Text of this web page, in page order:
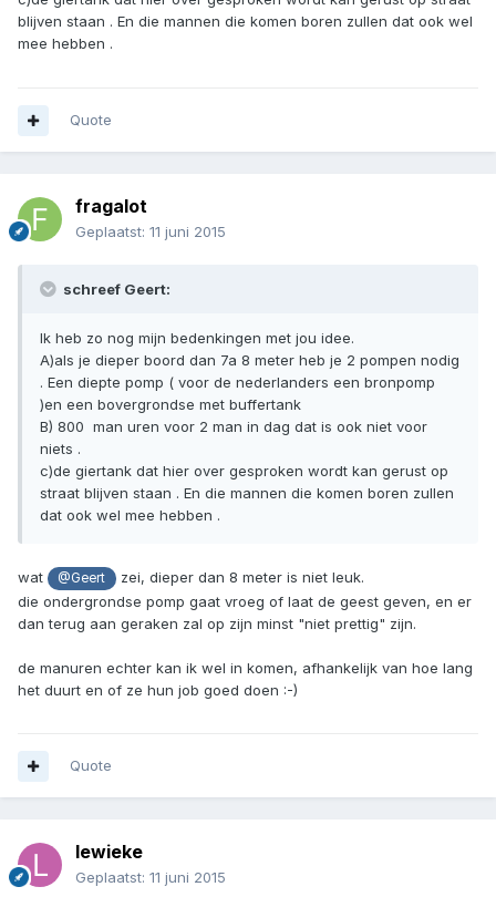
blijven staan . En die mannen die komen boren zullen dat ook wel
mee hebben .
Quote
fragalot
Geplaatst: 11 juni 2015
schreef Geert:
Ik heb zo nog mijn bedenkingen met jou idee.
A)als je dieper boord dan 7a 8 meter heb je 2 pompen nodig
. Een diepte pomp ( voor de nederlanders een bronpomp
)en een bovergrondse met buffertank
B) 800  man uren voor 2 man in dag dat is ook niet voor
niets .
c)de giertank dat hier over gesproken wordt kan gerust op
straat blijven staan . En die mannen die komen boren zullen
dat ook wel mee hebben .
wat @Geert
zei, dieper dan 8 meter is niet leuk.
die ondergrondse pomp gaat vroeg of laat de geest geven, en er
dan terug aan geraken zal op zijn minst "niet prettig" zijn.
de manuren echter kan ik wel in komen, afhankelijk van hoe lang
het duurt en of ze hun job goed doen :-)
Quote
lewieke
Geplaatst: 11 juni 2015